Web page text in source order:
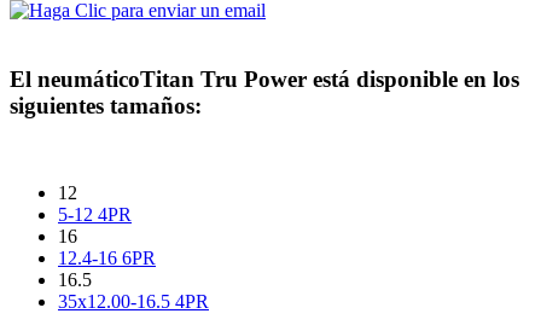
El neumáticoTitan Tru Power está disponible en los
siguientes tamaños:
12
5-12 4PR
16
12.4-16 6PR
16.5
35x12.00-16.5 4PR